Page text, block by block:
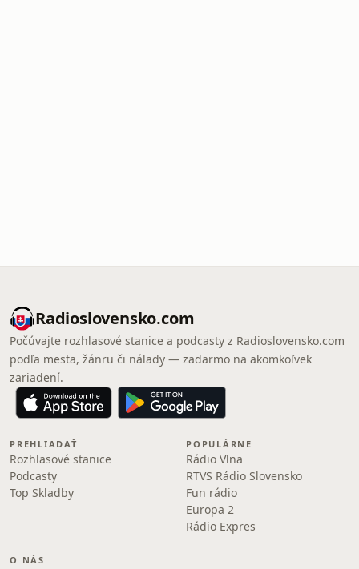
Radioslovensko.com
Počúvajte rozhlasové stanice a podcasty z Radioslovensko.com
podľa mesta, žánru či nálady — zadarmo na akomkoľvek
zariadení.
PREHLIADAŤ
Rozhlasové stanice
Podcasty
Top Skladby
POPULÁRNE
Rádio Vlna
RTVS Rádio Slovensko
Fun rádio
Europa 2
Rádio Expres
O NÁS